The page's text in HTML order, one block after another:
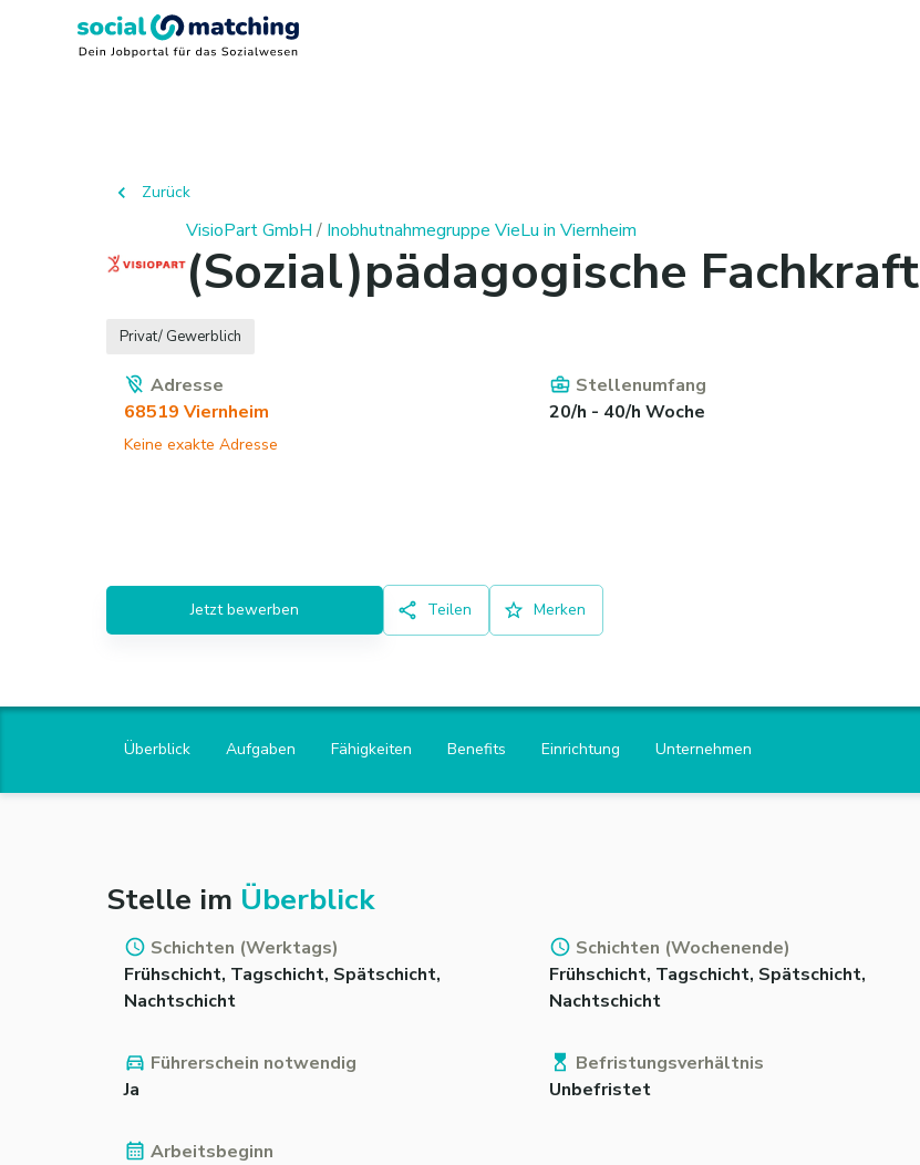
Zurück
VisioPart GmbH / Inobhutnahmegruppe VieLu in Viernheim
(Sozial)pädagogische Fachkraft
Privat/ Gewerblich
Adresse
68519 Viernheim
Keine exakte Adresse
Stellenumfang
20/h - 40/h Woche
Jetzt bewerben Teilen Merken
Überblick Aufgaben Fähigkeiten Benefits Einrichtung Unternehmen
Stelle im Überblick
Schichten (Werktags)
Frühschicht, Tagschicht, Spätschicht,
Nachtschicht
Schichten (Wochenende)
Frühschicht, Tagschicht, Spätschicht,
Nachtschicht
Führerschein notwendig
Ja
Befristungsverhältnis
Unbefristet
Arbeitsbeginn